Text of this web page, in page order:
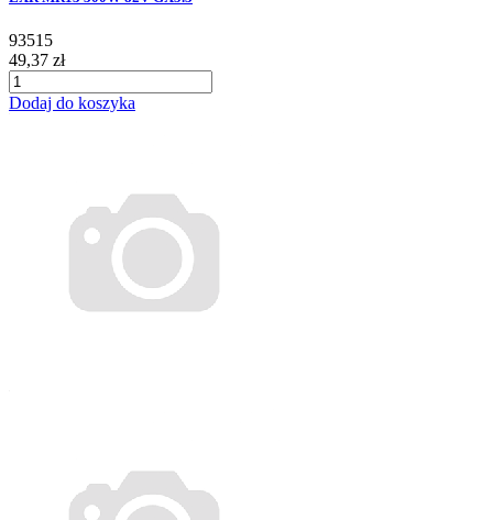
93515
49,37 zł
Dodaj do koszyka